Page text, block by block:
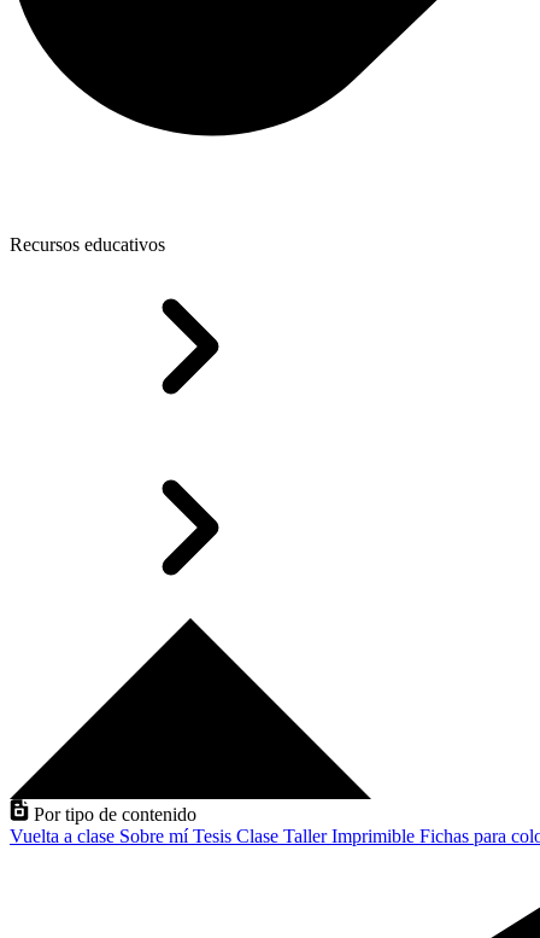
Recursos educativos
Por tipo de contenido
Vuelta a clase Sobre míTesis Clase TallerImprimible Fichas para